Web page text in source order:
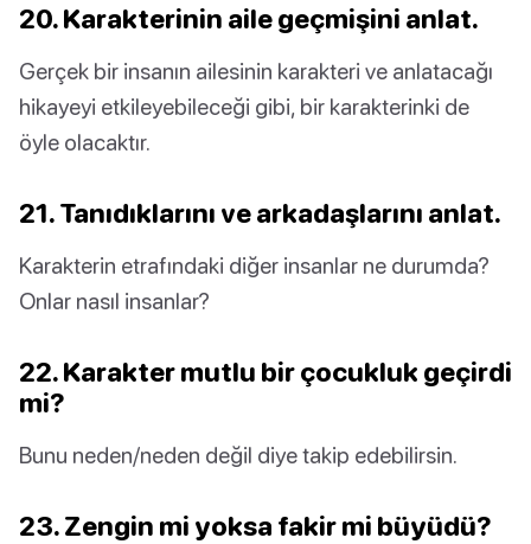
20. Karakterinin aile geçmişini anlat.
Gerçek bir insanın ailesinin karakteri ve anlatacağı
hikayeyi etkileyebileceği gibi, bir karakterinki de
öyle olacaktır.
21. Tanıdıklarını ve arkadaşlarını anlat.
Karakterin etrafındaki diğer insanlar ne durumda?
Onlar nasıl insanlar?
22. Karakter mutlu bir çocukluk geçirdi
mi?
Bunu neden/neden değil diye takip edebilirsin.
23. Zengin mi yoksa fakir mi büyüdü?